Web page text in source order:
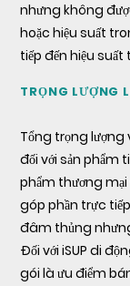
nhưng không
hoặc hiệu suất
tiếp đến hiệu
TRỌNG LƯỢNG
Tổng trọng lượng
đối với sản phẩm
phẩm thương
góp phần trực
đâm thủng
Đối với iSUP di
gói là ưu điểm